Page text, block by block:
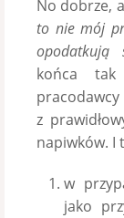
No dobrze,
to nie mój
opodatkują
końca
z
napiwków. I
w
jako